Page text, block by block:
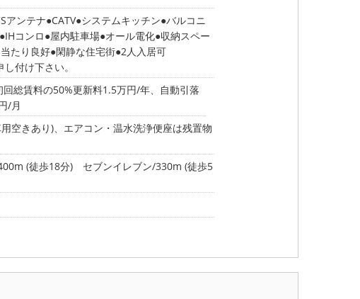
アンテナ CATV システムキッチン バルコニ
IHコンロ 屋内駐車場 オール電化 収納スペー
たり良好 閑静な住宅街 2人入居可
付け下さい。
総賃料の50%更新料1.5万円/年、自動引落
/月
空きあり)、エアコン・温水洗浄便座は残置物
(徒歩18分)
セブンイレブン/330m (徒歩5